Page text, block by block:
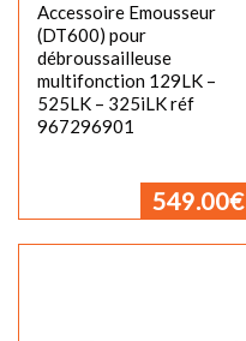
Accessoire Emousseur
(DT600) pour
débroussailleuse
multifonction 129LK –
525LK – 325iLK réf
967296901
549.00€